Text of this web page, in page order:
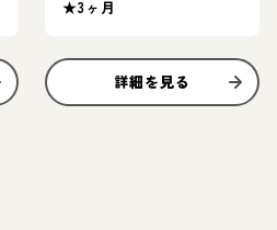
★3ヶ月
詳細を見る